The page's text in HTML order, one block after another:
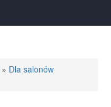
» Dla salonów